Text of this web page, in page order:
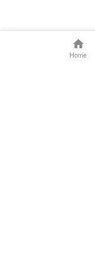
Home